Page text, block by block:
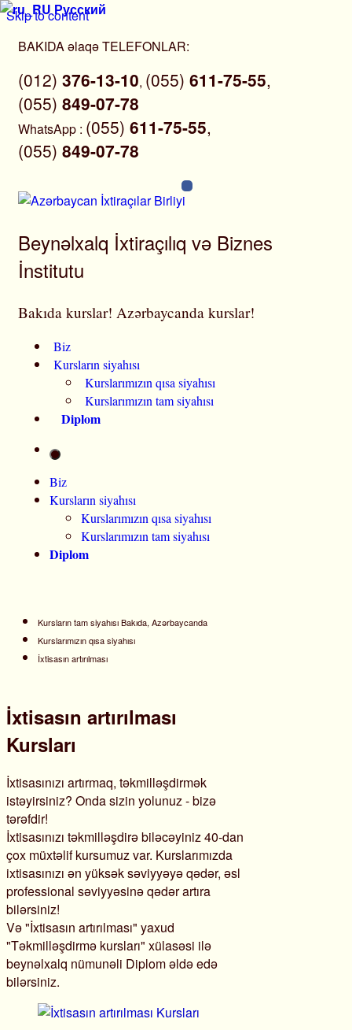
Skip to content
BAKIDA əlaqə TELEFONLAR:
(012) 376-13-10, (055) 611-75-55,
(055) 849-07-78
WhatsApp : (055) 611-75-55,
(055) 849-07-78
Русский
Beynəlxalq İxtiraçılıq və Biznes
İnstitutu
Bakıda kurslar! Azərbaycanda kurslar!
Biz
Kursların siyahısı
Kurslarımızın qısa siyahısı
Kurslarımızın tam siyahısı
Diplom
Biz
Kursların siyahısı
Kurslarımızın qısa siyahısı
Kurslarımızın tam siyahısı
Diplom
Kursların tam siyahısı Bakıda, Azərbaycanda
Kurslarımızın qısa siyahısı
İxtisasın artırılması
İxtisasın artırılması
Kursları
İxtisasınızı artırmaq, təkmilləşdirmək
istəyirsiniz? Onda sizin yolunuz - bizə
tərəfdir!
İxtisasınızı təkmilləşdirə biləcəyiniz 40-dan
çox müxtəlif kursumuz var. Kurslarımızda
ixtisasınızı ən yüksək səviyyəyə qədər, əsl
professional səviyyəsinə qədər artıra
bilərsiniz!
Və "İxtisasın artırılması" yaxud
"Təkmilləşdirmə kursları" xülasəsi ilə
beynəlxalq nümunəli Diplom əldə edə
bilərsiniz.